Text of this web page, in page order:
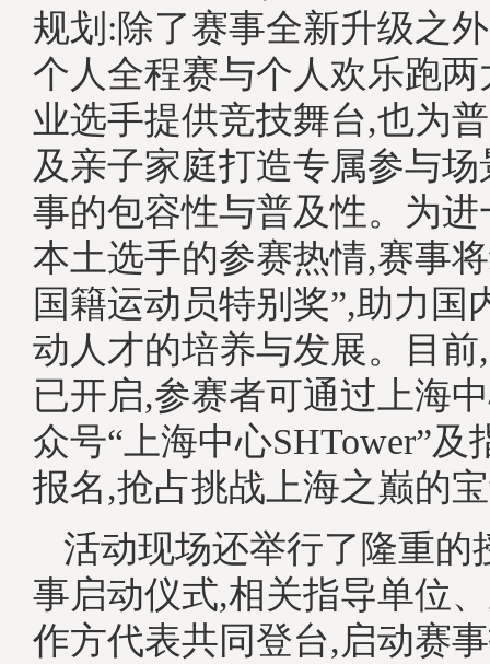
规划:除了赛事全新升级之
个人全程赛与个人欢乐跑
业选手提供竞技舞台,也为
及亲子家庭打造专属参与
事的包容性与普及性。为
本土选手的参赛热情,赛事
国籍运动员特别奖”,助力国
动人才的培养与发展。目
已开启,参赛者可通过上海
众号“上海中心SHTower”及
报名,抢占挑战上海之巅的
活动现场还举行了隆重的
事启动仪式,相关指导单位
作方代表共同登台,启动赛